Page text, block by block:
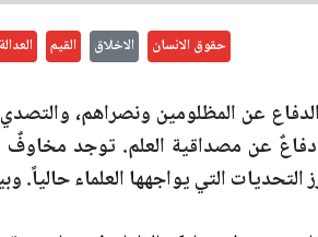
حقوق الانسان الاخلاق القيم العدالة
عن المظلومين ونصراهم،
ودفاعٌ عن مصداقية العلم. توجد
التحديات التي يواجهها العلماء حالياً.